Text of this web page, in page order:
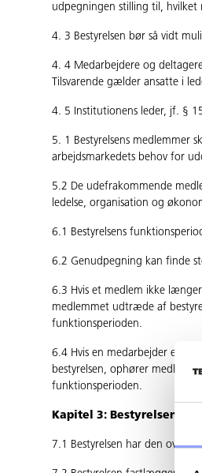
udpegningen stilling til, hvilket
4. 3 Bestyrelsen bør så vidt
4. 4 Medarbejdere og
Tilsvarende gælder ansatte i
4. 5 Institutionens leder, jf. §
5. 1 Bestyrelsens medlemmer
arbejdsmarkedets behov for
5.2 De udefrakommende
ledelse, organisation og
6.1 Bestyrelsens
6.2 Genudpegning kan finde
6.3 Hvis et medlem ikke
medlemmet udtræde af
funktionsperioden.
6.4 Hvis en medarbejder eller
bestyrelsen, ophører
funktionsperioden.
Kapitel 3: Bestyrelsens
7.1 Bestyrelsen har den